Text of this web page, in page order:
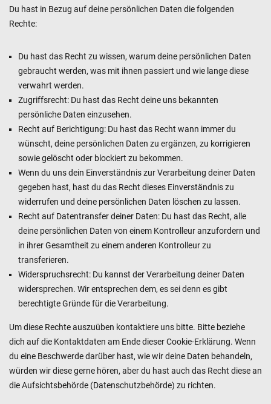
Du hast in Bezug auf deine persönlichen Daten die folgenden
Rechte:
Du hast das Recht zu wissen, warum deine persönlichen Daten
gebraucht werden, was mit ihnen passiert und wie lange diese
verwahrt werden.
Zugriffsrecht: Du hast das Recht deine uns bekannten
persönliche Daten einzusehen.
Recht auf Berichtigung: Du hast das Recht wann immer du
wünscht, deine persönlichen Daten zu ergänzen, zu korrigieren
sowie gelöscht oder blockiert zu bekommen.
Wenn du uns dein Einverständnis zur Verarbeitung deiner Daten
gegeben hast, hast du das Recht dieses Einverständnis zu
widerrufen und deine persönlichen Daten löschen zu lassen.
Recht auf Datentransfer deiner Daten: Du hast das Recht, alle
deine persönlichen Daten von einem Kontrolleur anzufordern und
in ihrer Gesamtheit zu einem anderen Kontrolleur zu
transferieren.
Widerspruchsrecht: Du kannst der Verarbeitung deiner Daten
widersprechen. Wir entsprechen dem, es sei denn es gibt
berechtigte Gründe für die Verarbeitung.
Um diese Rechte auszuüben kontaktiere uns bitte. Bitte beziehe
dich auf die Kontaktdaten am Ende dieser Cookie-Erklärung. Wenn
du eine Beschwerde darüber hast, wie wir deine Daten behandeln,
würden wir diese gerne hören, aber du hast auch das Recht diese an
die Aufsichtsbehörde (Datenschutzbehörde) zu richten.